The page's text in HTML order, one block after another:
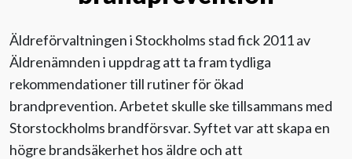
Äldreförvaltningen i Stockholms stad fick 2011 av
Äldrenämnden i uppdrag att ta fram tydliga
rekommendationer till rutiner för ökad
brandprevention. Arbetet skulle ske tillsammans med
Storstockholms brandförsvar. Syftet var att skapa en
högre brandsäkerhet hos äldre och att